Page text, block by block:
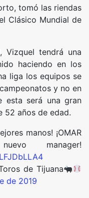
tomó las riendas
Clásico Mundial de
Vizquel tendrá una
haciendo en los
liga los equipos se
y no en
esta será una gran
52 años de edad.
manos! ¡OMAR
manager!
de Tijuana
de 2019